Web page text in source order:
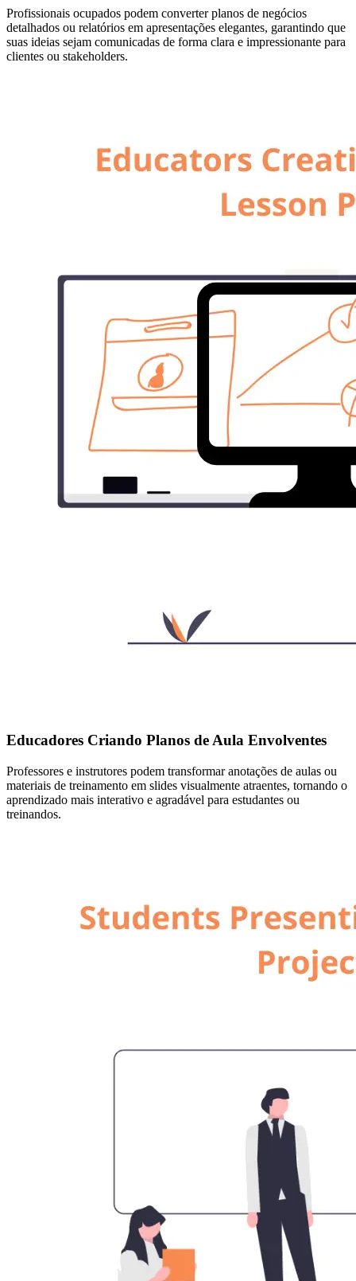
Profissionais ocupados podem converter planos de negócios
detalhados ou relatórios em apresentações elegantes, garantindo que
suas ideias sejam comunicadas de forma clara e impressionante para
clientes ou stakeholders.
Educadores Criando Planos de Aula Envolventes
Professores e instrutores podem transformar anotações de aulas ou
materiais de treinamento em slides visualmente atraentes, tornando o
aprendizado mais interativo e agradável para estudantes ou
treinandos.